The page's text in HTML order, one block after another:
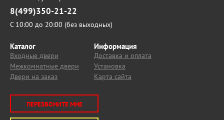
8(499)350-21-22
С 10:00 до 20:00 (без выходных)
Каталог
Входные двери
Межкомнатные двери
Двери на заказ
Информация
Доставка и оплата
Установка
Карта сайта
ПЕРЕЗВОНИТЕ МНЕ